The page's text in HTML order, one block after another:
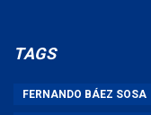
TAGS
FERNANDO BÁEZ SOSA